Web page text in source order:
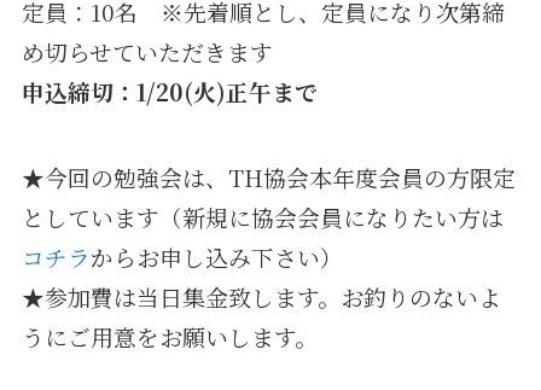
定員：10名 ※先着順とし、定員になり次第締
め切らせていただきます
申込締切：1/20(火)正午まで
★今回の勉強会は、TH協会本年度会員の方限定
としています（新規に協会会員になりたい方は
コチラからお申し込み下さい）
★参加費は当日集金致します。お釣りのないよ
うにご用意をお願いします。